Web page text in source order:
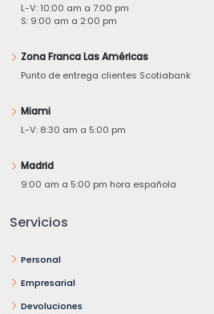
L-V: 10:00 am a 7:00 pm
S: 9:00 am a 2:00 pm
Zona Franca Las Américas
Punto de entrega clientes Scotiabank
Miami
L-V: 8:30 am a 5:00 pm
Madrid
9:00 am a 5:00 pm hora española
Servicios
Personal
Empresarial
Devoluciones